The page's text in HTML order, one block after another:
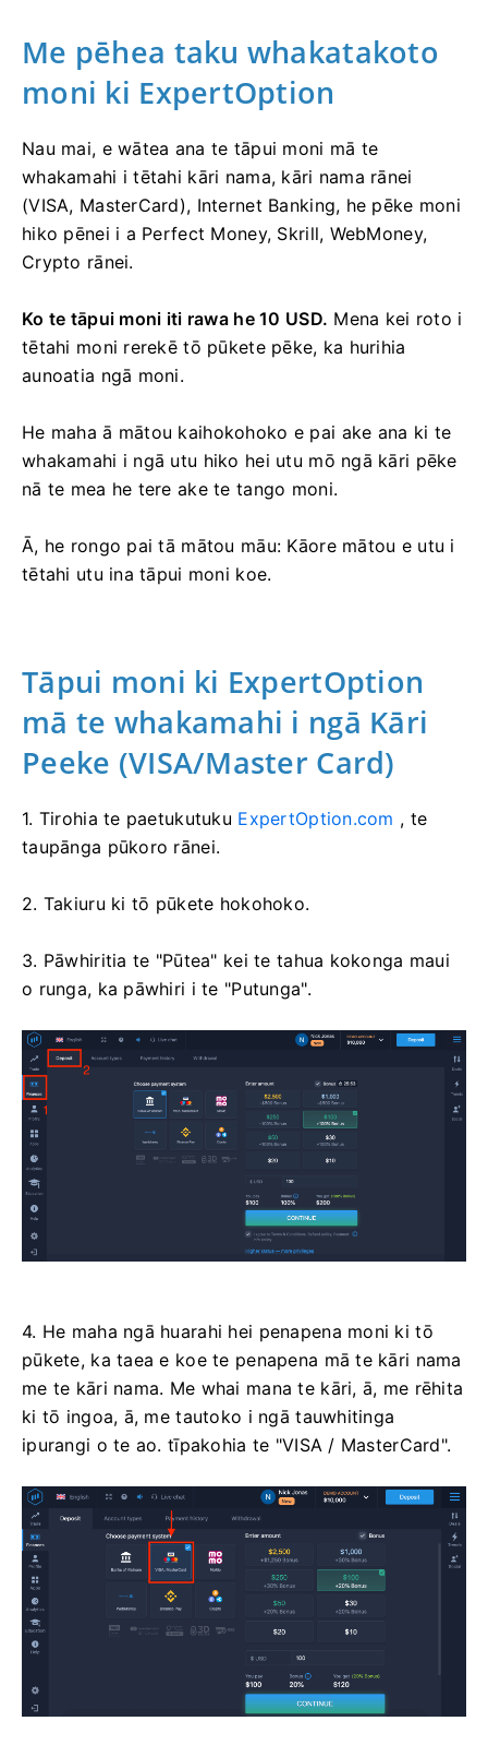
Me pēhea taku whakatakoto
moni ki ExpertOption
Nau mai, e wātea ana te tāpui moni mā te
whakamahi i tētahi kāri nama, kāri nama rānei
(VISA, MasterCard), Internet Banking, he pēke moni
hiko pēnei i a Perfect Money, Skrill, WebMoney,
Crypto rānei.
Ko te tāpui moni iti rawa he 10 USD. Mena kei roto i
tētahi moni rerekē tō pūkete pēke, ka hurihia
aunoatia ngā moni.
He maha ā mātou kaihokohoko e pai ake ana ki te
whakamahi i ngā utu hiko hei utu mō ngā kāri pēke
nā te mea he tere ake te tango moni.
Ā, he rongo pai tā mātou māu: Kāore mātou e utu i
tētahi utu ina tāpui moni koe.
Tāpui moni ki ExpertOption
mā te whakamahi i ngā Kāri
Peeke (VISA/Master Card)
1. Tirohia te paetukutuku ExpertOption.com , te
taupānga pūkoro rānei.
2. Takiuru ki tō pūkete hokohoko.
3. Pāwhiritia te "Pūtea" kei te tahua kokonga maui
o runga, ka pāwhiri i te "Putunga".
4. He maha ngā huarahi hei penapena moni ki tō
pūkete, ka taea e koe te penapena mā te kāri nama
me te kāri nama. Me whai mana te kāri, ā, me rēhita
ki tō ingoa, ā, me tautoko i ngā tauwhitinga
ipurangi o te ao. tīpakohia te "VISA / MasterCard".